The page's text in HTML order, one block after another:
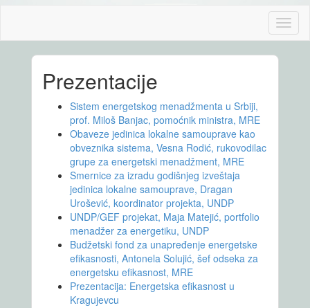
Prezentacije
Sistem energetskog menadžmenta u Srbiji,
prof. Miloš Banjac, pomoćnik ministra, MRE
Obaveze jedinica lokalne samouprave kao
obveznika sistema, Vesna Rodić, rukovodilac
grupe za energetski menadžment, MRE
Smernice za izradu godišnjeg izveštaja
jedinica lokalne samouprave, Dragan
Urošević, koordinator projekta, UNDP
UNDP/GEF projekat, Maja Matejić, portfolio
menadžer za energetiku, UNDP
Budžetski fond za unapređenje energetske
efikasnosti, Antonela Solujić, šef odseka za
energetsku efikasnost, MRE
Prezentacija: Energetska efikasnost u
Kragujevcu